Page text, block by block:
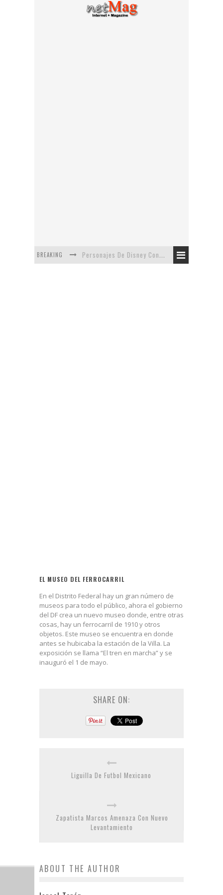
BREAKING Personajes De Disney Con Vestuarios Contemporáneos
EL MUSEO DEL FERROCARRIL
En el Distrito Federal hay un gran número de
museos para todo el público, ahora el gobierno
del DF crea un nuevo museo donde, entre otras
cosas, hay un ferrocarril de 1910 y otros
objetos. Este museo se encuentra en donde
antes se hubicaba la estación de la Villa. La
exposición se llama “El tren en marcha” y se
inauguró el 1 de mayo.
SHARE ON:
Liguilla De Futbol Mexicano
Zapatista Marcos Amenaza Con Nuevo
Levantamiento
ABOUT THE AUTHOR